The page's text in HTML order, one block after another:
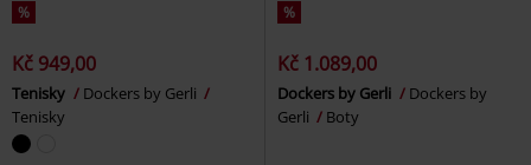
%
Kč 949,00
Tenisky
Dockers by Gerli
Tenisky
%
Kč 1.089,00
Dockers by Gerli
Dockers by
Gerli
Boty